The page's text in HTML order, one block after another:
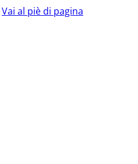
Vai al piè di pagina